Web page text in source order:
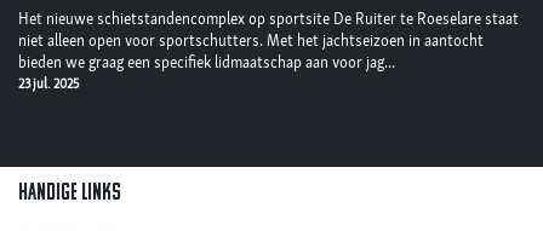
Het nieuwe schietstandencomplex op sportsite De Ruiter te Roeselare staat
niet alleen open voor sportschutters. Met het jachtseizoen in aantocht
bieden we graag een specifiek lidmaatschap aan voor jag...
23 jul. 2025
Handige links